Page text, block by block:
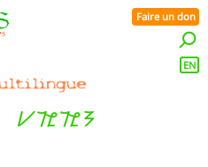
ᜱᜨᜳᜨᜳᜢ
Faire un don
EN